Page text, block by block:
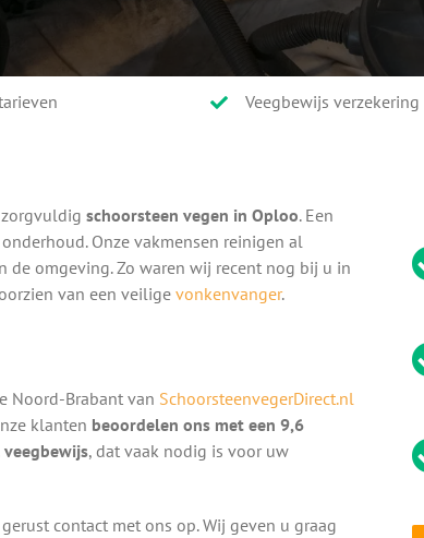
Veegbewijs verzekering
schoorsteen vegen in Oploo. Een
Onze vakmensen reinigen al
omgeving. Zo waren wij recent nog bij u in
van een veiligevonkenvanger.
Noord-Brabant van SchoorsteenvegerDirect.nl
klanten beoordelen ons met een 9,6
, dat vaak nodig is voor uw
contact met ons op. Wij geven u graag